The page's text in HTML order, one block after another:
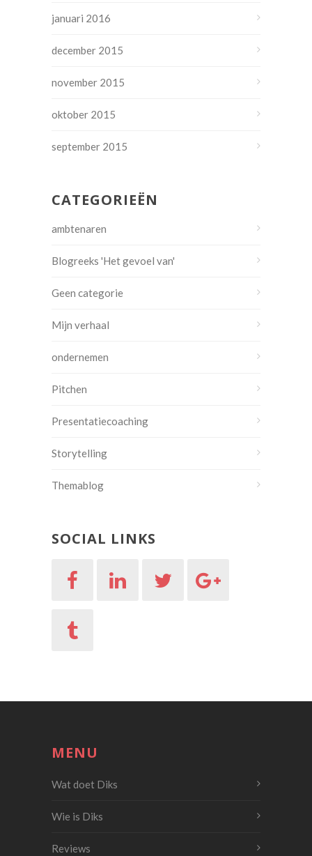
januari 2016
december 2015
november 2015
oktober 2015
september 2015
CATEGORIEËN
ambtenaren
Blogreeks 'Het gevoel van'
Geen categorie
Mijn verhaal
ondernemen
Pitchen
Presentatiecoaching
Storytelling
Themablog
SOCIAL LINKS
MENU
Wat doet Diks
Wie is Diks
Reviews